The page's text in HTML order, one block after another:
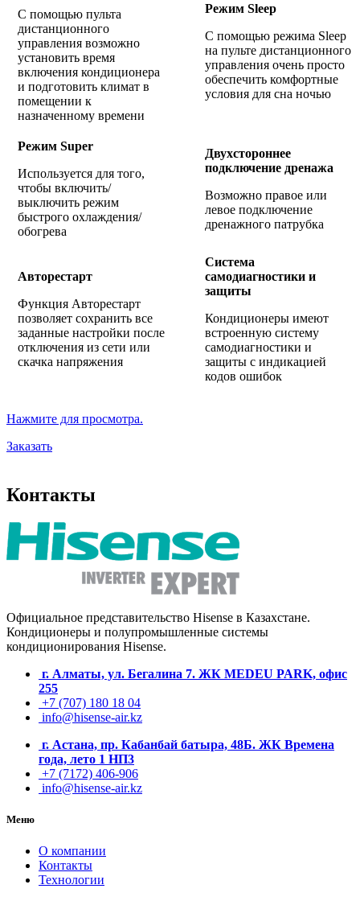
С помощью пульта
дистанционного
управления возможно
установить время
включения кондиционера
и подготовить климат в
помещении к
назначенному времени
Режим Sleep
С помощью режима Sleep
на пульте дистанционного
управления очень просто
обеспечить комфортные
условия для сна ночью
Режим Super
Используется для того,
чтобы включить/
выключить режим
быстрого охлаждения/
обогрева
Двухстороннее
подключение дренажа
Возможно правое или
левое подключение
дренажного патрубка
Авторестарт
Функция Авторестарт
позволяет сохранить все
заданные настройки после
отключения из сети или
скачка напряжения
Система
самодиагностики и
защиты
Кондиционеры имеют
встроенную систему
самодиагностики и
защиты с индикацией
кодов ошибок
Нажмите для просмотра.
Заказать
Контакты
Официальное представительство Hisense в Казахстане.
Кондиционеры и полупромышленные системы
кондиционирования Hisense.
г. Алматы, ул. Бегалина 7. ЖК MEDEU PARK, офис
255
+7 (707) 180 18 04
info@hisense-air.kz
г. Астана, пр. Кабанбай батыра, 48Б. ЖК Времена
года, лето 1 НП3
+7 (7172) 406-906
info@hisense-air.kz
Меню
О компании
Контакты
Технологии